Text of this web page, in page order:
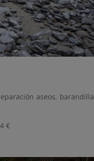
aseos, barandilla
€